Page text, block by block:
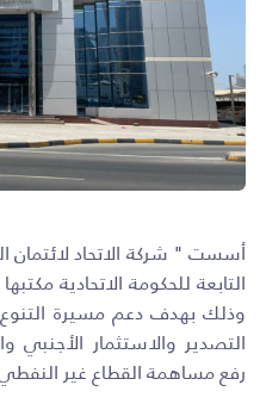
أسست " شركة الاتحاد لائتمان
التابعة للحكومة الاتحادية
وذلك بهدف دعم مسيرة التنوع
التصدير والاستثمار
رفع مساهمة القطاع غير